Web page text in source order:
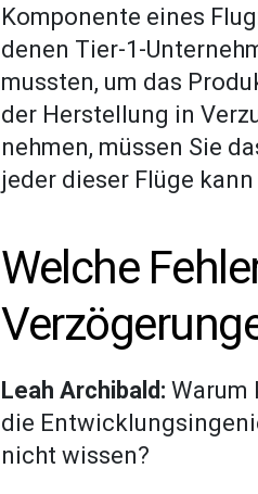
Komponente eines
denen Tier-1-
mussten, um das
der Herstellung in
nehmen, müssen Sie
jeder dieser Flüge
Welche
Leah Archibald: Warum
die
nicht wissen?